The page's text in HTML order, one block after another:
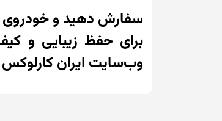
سفارش دهید و خودروی
برای حفظ زیبایی و
وب‌سایت ایران